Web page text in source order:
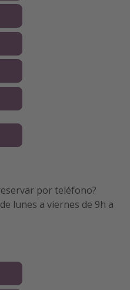
por teléfono?
de lunes a viernes de 9h a